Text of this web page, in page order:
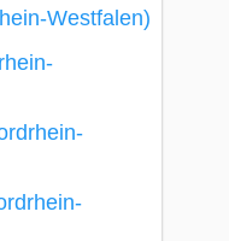
Westfalen)